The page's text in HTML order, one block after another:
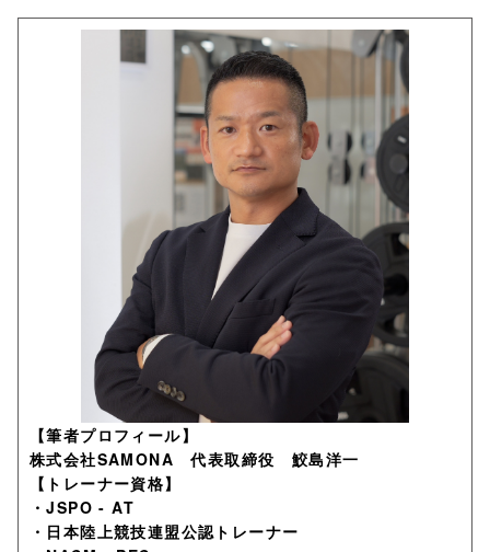
【筆者プロフィール】
株式会社SAMONA 代表取締役 鮫島洋一
【トレーナー資格】
・JSPO - AT
・日本陸上競技連盟公認トレーナー